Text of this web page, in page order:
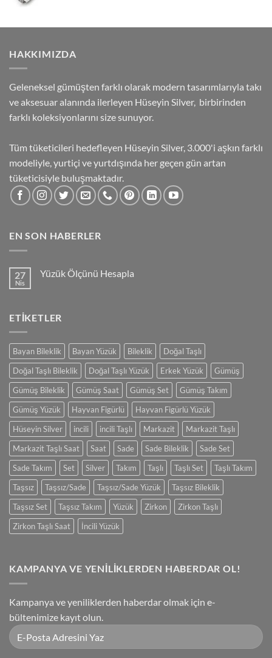
HAKKIMIZDA
Geleneksel gümüşten farklı olarak modern tasarımlarıyla takı
ve aksesuar alanında ilerleyen Hüseyin Silver, birbirinden
farklı koleksiyonlarını size sunuyor.
Tüm tüketicileri hedefleyen Hüseyin Silver, 3.000'i aşkın farklı
modeliyle, yurtiçi ve yurtdışında her geçen gün artan
tüketicisiyle buluşmaktadır.
EN SON HABERLER
27
Nis
Yüzük Ölçünü Hesapla
Hesapla
ETIKETLER
Bayan Bileklik Bayan Yüzük Bileklik
Doğal Taşlı
Doğal Taşlı Bileklik
Doğal Taşlı Yüzük Erkek Yüzük
Gümüş
Gümüş Bileklik
Gümüş Saat Gümüş Set
Gümüş Takım
Gümüş Yüzük
Hayvan Figürlü
Hayvan Figürlü Yüzük
Hüseyin Silver
incili incili Taşlı Markazit
Markazit Taşlı
Markazit Taşlı Saat
Saat Sade Sade Bileklik
Sade Set
Sade Takım
Set Silver Takım Taşlı Taşlı Set
Taşlı Takım
Taşsız
Taşsız/Sade Taşsız/Sade Yüzük
Taşsız Bileklik
Taşsız Set
Taşsız Takım Yüzük Zirkon
Zirkon Taşlı
Zirkon Taşlı Saat
İncili Yüzük
KAMPANYA VE YENİLİKLERDEN HABERDAR OL!
Kampanya ve yeniliklerden haberdar olmak için e-
bültenimize kayıt olun.